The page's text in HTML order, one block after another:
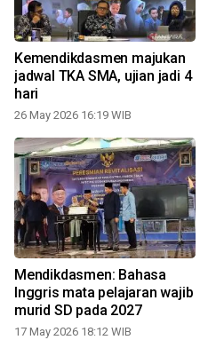
Kemendikdasmen majukan
jadwal TKA SMA, ujian jadi 4
hari
26 May 2026 16:19 WIB
Mendikdasmen: Bahasa
Inggris mata pelajaran wajib
murid SD pada 2027
17 May 2026 18:12 WIB